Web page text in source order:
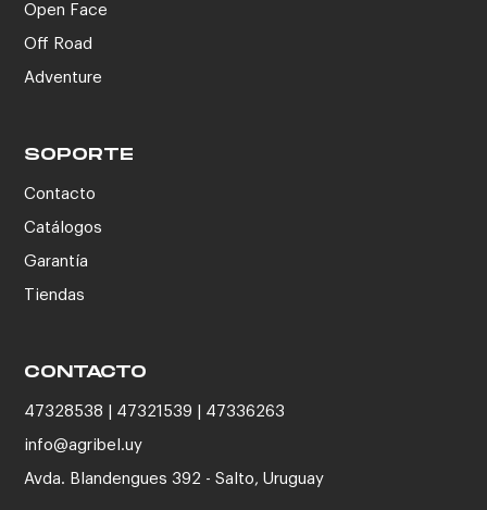
Open Face
Off Road
Adventure
SOPORTE
Contacto
Catálogos
Garantía
Tiendas
CONTACTO
47328538 | 47321539 | 47336263
info@agribel.uy
Avda. Blandengues 392 - Salto, Uruguay